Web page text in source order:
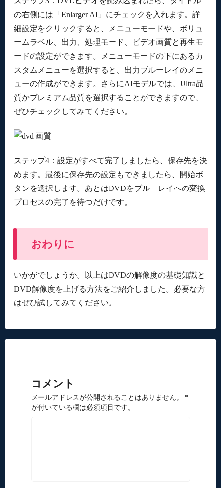
の右側には「Enlarger AI」にチェックを入れます。詳
細設定をクリックすると、メニューモードや、ボリュ
ームラベル、出力、処理モード、ビデオ画質と再生モ
ードの設定ができます。メニューモードの下にあるカ
スタムメニューを選択すると、出力ブルーレイのメニ
ューの作成ができます。さらにAIモデルでは、Ultra品
質かプレミアム品質を選択することができますので、
ぜひチェックしてみてください。
ステップ4：設定がすべて完了しましたら、保存先を決
めます。最後に保存先の設定もできましたら、開始ボ
タンを選択します。あとはDVDをブルーレイへの変換
プロセスの完了を待つだけです。
おわりに
いかがでしょうか。以上はDVDの解像度の基礎知識と
DVD解像度を上げる方法をご紹介しました。必要な方
はぜひ試してみてください。
コメント
メールアドレスが公開されることはありません。 *
が付いている欄は必須項目です。